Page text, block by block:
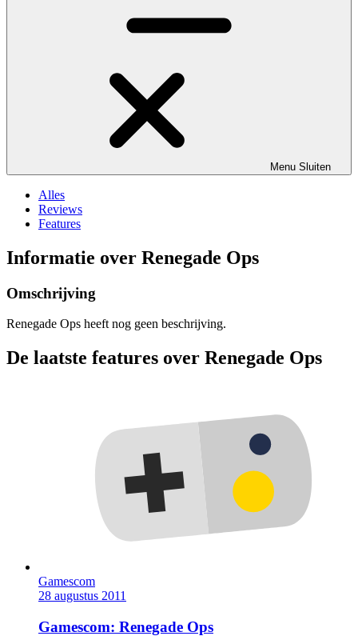
Menu Sluiten
Alles
Reviews
Features
Informatie over Renegade Ops
Omschrijving
Renegade Ops heeft nog geen beschrijving.
De laatste features over Renegade Ops
Gamescom
28 augustus 2011
Gamescom: Renegade Ops